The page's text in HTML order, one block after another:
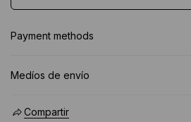
Payment methods
Medíos de envío
Compartir